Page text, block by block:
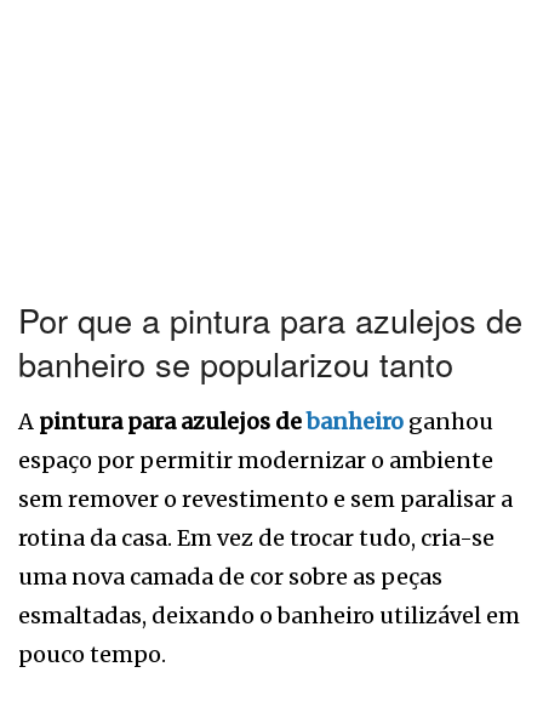
Por que a pintura para azulejos de
banheiro se popularizou tanto
A pintura para azulejos debanheiro ganhou
espaço por permitir modernizar o ambiente
sem remover o revestimento e sem paralisar a
rotina da casa. Em vez de trocar tudo, cria-se
uma nova camada de cor sobre as peças
esmaltadas, deixando o banheiro utilizável em
pouco tempo.